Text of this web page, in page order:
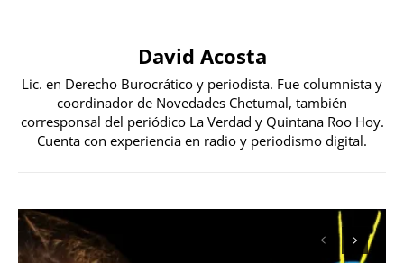
David Acosta
Lic. en Derecho Burocrático y periodista. Fue columnista y
coordinador de Novedades Chetumal, también
corresponsal del periódico La Verdad y Quintana Roo Hoy.
Cuenta con experiencia en radio y periodismo digital.